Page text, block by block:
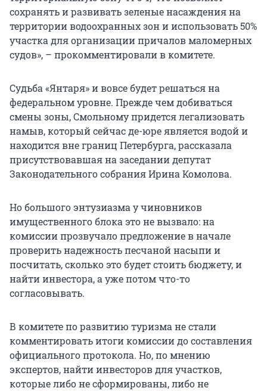
сохранять и развивать зеленые насаждения на
территории водоохранных зон и использовать 50%
участка для организации причалов маломерных
судов», – прокомментировали в комитете.
Судьба «Янтаря» и вовсе будет решаться на
федеральном уровне. Прежде чем добиваться
смены зоны, Смольному придется легализовать
намыв, который сейчас де-юре является водой и
находится вне границ Петербурга, рассказала
присутствовавшая на заседании депутат
Законодательного собрания Ирина Комолова.
Но большого энтузиазма у чиновников
имущественного блока это не вызвало: на
комиссии прозвучало предложение в начале
проверить надежность песчаной насыпи и
посчитать, сколько это будет стоить бюджету, и
найти инвестора, а уже потом что-то
согласовывать.
В комитете по развитию туризма не стали
комментировать итоги комиссии до составления
официального протокола. Но, по мнению
экспертов, найти инвесторов для участков,
которые либо не сформированы, либо не